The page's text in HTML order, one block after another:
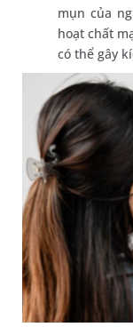
mụn của
hoạt chất
có thể gây